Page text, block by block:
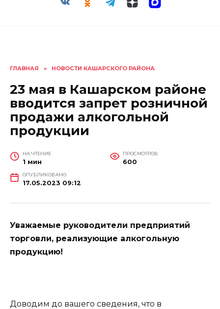
ГЛАВНАЯ » НОВОСТИ КАШАРСКОГО РАЙОНА
23 мая в Кашарском районе
вводится запрет розничной
продажи алкогольной
продукции
НА ЧТЕНИЕ
1 мин
ПРОСМОТРОВ
600
ОПУБЛИКОВАНО
17.05.2023 09:12
Уважаемые руководители предприятий
торговли, реализующие алкогольную
продукцию!
Доводим до вашего сведения, что в